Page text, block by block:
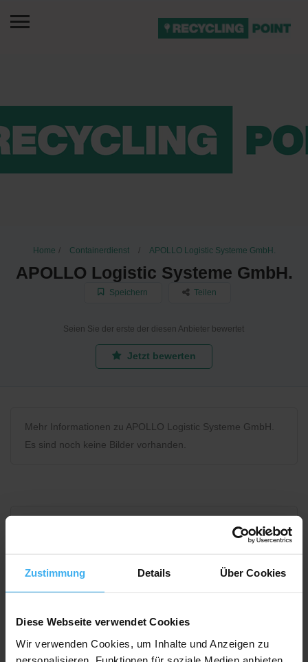
Zustimmung Details Über Cookies
Diese Webseite verwendet Cookies
Wir verwenden Cookies, um Inhalte und Anzeigen zu
Home Containerdienst APOLLO Logistic Systeme GmbH.
APOLLO Logistic Systeme GmbH.
Speichern Teilen
Seien Sie der erste der diesen Anbieter bewertet
Jetzt bewerten
Mehr Informationen zu APOLLO Logistic Systeme GmbH.
Es sind noch keine Bilder vorhanden.